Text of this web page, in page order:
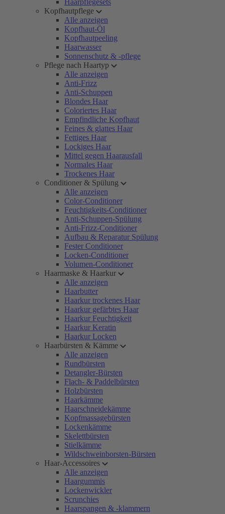
Haarpflegesets
Kopfhautpflege
Alle anzeigen
Kopfhaut-Öl
Kopfhautpeeling
Haarwasser
Sonnenschutz & -pflege
Pflege nach Haartyp
Alle anzeigen
Anti-Frizz
Anti-Schuppen
Blondes Haar
Coloriertes Haar
Empfindliche Kopfhaut
Feines & glattes Haar
Fettiges Haar
Lockiges Haar
Mittel gegen Haarausfall
Normales Haar
Trockenes Haar
Conditioner & Spülung
Alle anzeigen
Color-Conditioner
Feuchtigkeits-Conditioner
Anti-Schuppen-Spülung
Anti-Frizz-Conditioner
Aufbau & Reparatur Spülung
Fester Conditioner
Locken-Conditioner
Volumen-Conditioner
Haarmaske & Haarkur
Alle anzeigen
Haarbutter
Haarkur trockenes Haar
Haarkur gefärbtes Haar
Haarkur Feuchtigkeit
Haarkur Keratin
Haarkur Locken
Haarbürsten & Kämme
Alle anzeigen
Rundbürsten
Detangler-Bürsten
Flach- & Paddelbürsten
Holzbürsten
Haarkämme
Haarschneidekämme
Kopfmassagebürsten
Lockenkämme
Skelettbürsten
Stielkämme
Wildschweinborsten-Bürsten
Haar-Accessoires
Alle anzeigen
Haargummis
Lockenwickler
Scrunchies
Haarspangen & -klammern